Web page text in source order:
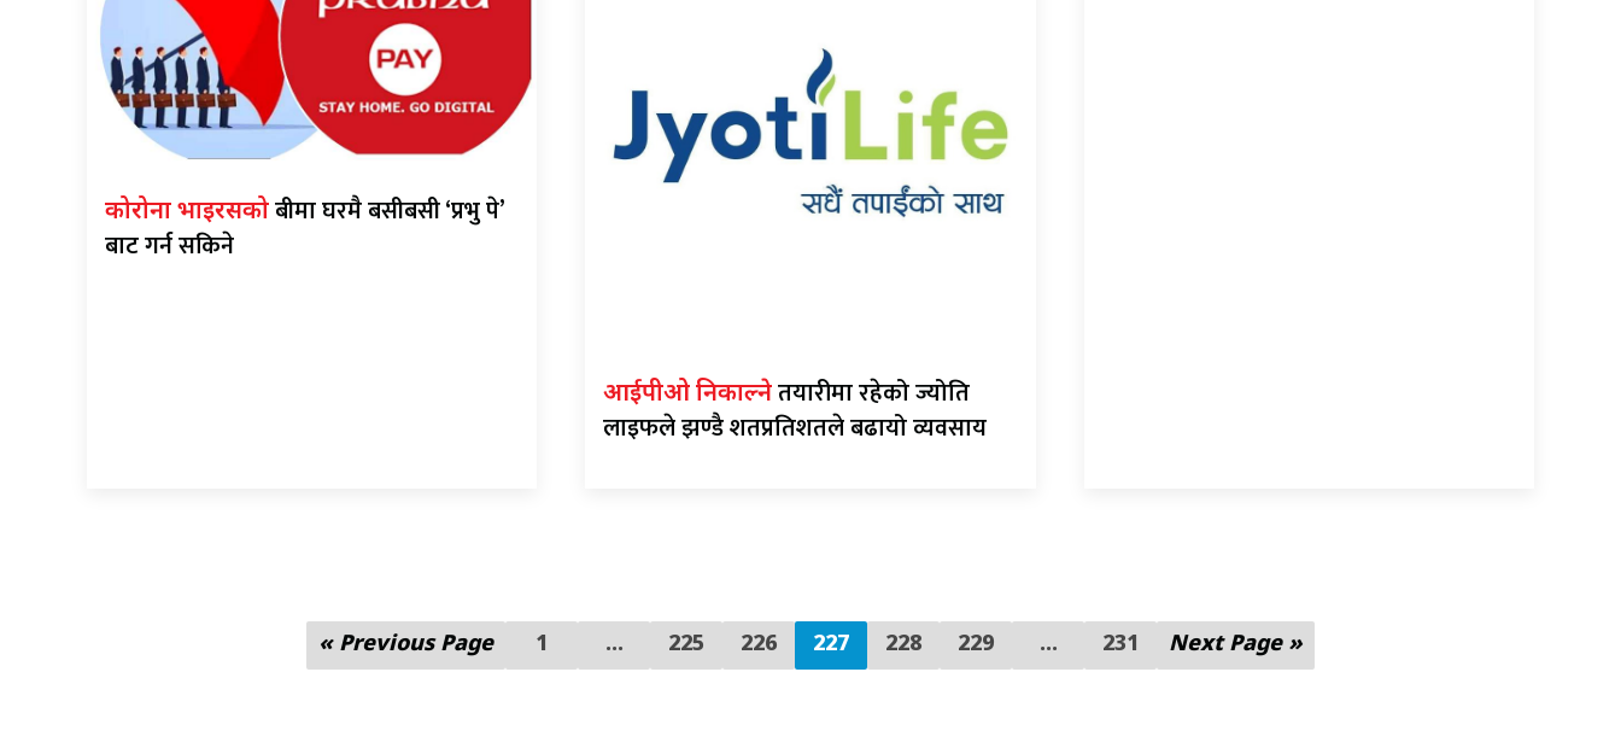
कोरोना भाइरसकोबीमा घरमै बसीबसी ‘प्रभु पे’
बाट गर्न सकिने
आईपीओ निकाल्नेतयारीमा रहेको ज्योति
लाइफले झण्डै शतप्रतिशतले बढायो व्यवसाय
« Previous Page 1 … 225 226 227 228 229 ... 231 Next Page »